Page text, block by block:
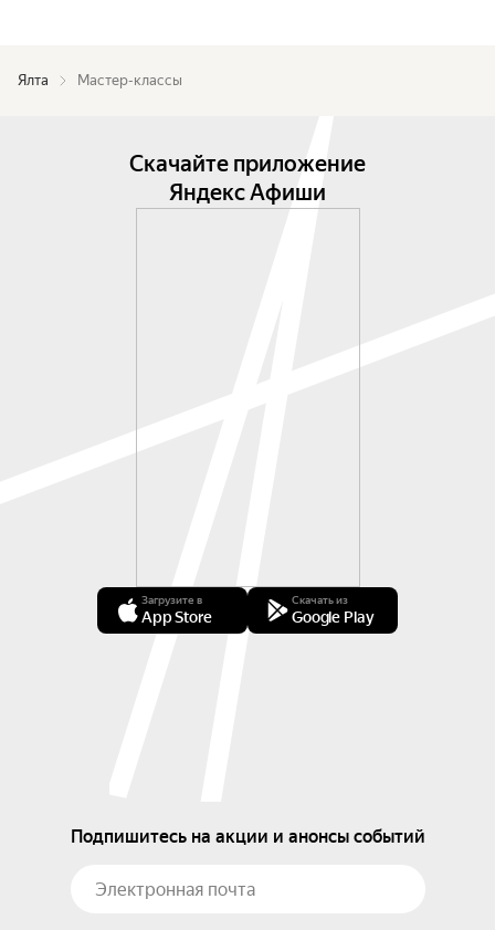
Ялта Мастер-классы
Скачайте приложение
Яндекс Афиши
Загрузите в
App Store
Скачать из
Google Play
Подпишитесь на акции и анонсы событий